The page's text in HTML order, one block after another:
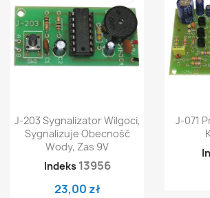
J-203 Sygnalizator Wilgoci,
Sygnalizuje Obecność
Wody, Zas 9V
Indeks 13956
23,00 zł
J-071